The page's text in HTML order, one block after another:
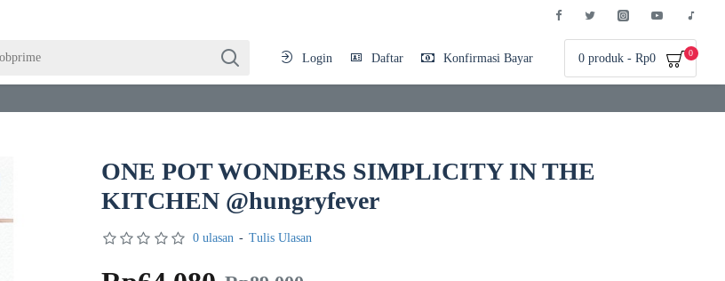
Login Daftar Konfirmasi Bayar 0 produk - Rp0 0
ONE POT WONDERS SIMPLICITY IN THE
KITCHEN @hungryfever
0 ulasan - Tulis Ulasan